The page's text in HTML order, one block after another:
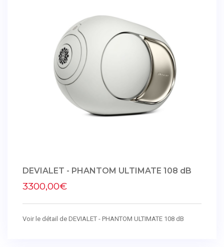
DEVIALET - PHANTOM ULTIMATE 108 dB
3300,00€
Voir le détail de DEVIALET - PHANTOM ULTIMATE 108 dB